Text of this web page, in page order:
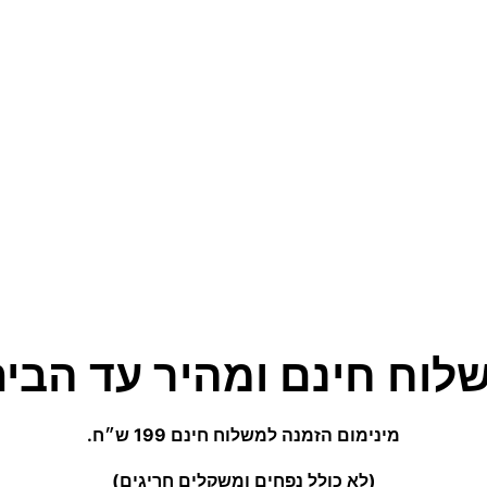
אירובי
חינם ומהיר עד
מינימום הזמנה למשלוח חינם 199 ש״ח.
(לא כולל נפחים ומשקלים חריגים)